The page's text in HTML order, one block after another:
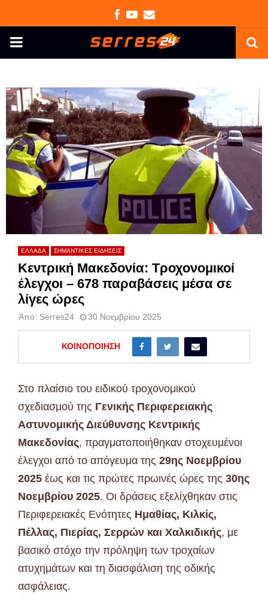
Facebook
Youtube
Email
PRIMARY
ΕΛΛΑΔΑ ΣΗΜΑΝΤΙΚΕΣ ΕΙΔΗΣΕΙΣ
Κεντρική Μακεδονία: Τροχονομικοί
έλεγχοι – 678 παραβάσεις μέσα σε
λίγες ώρες
Από: Serres24 30 Νοεμβρίου 2025
ΚΟΙΝΟΠΟΊΗΣΗ
Στο πλαίσιο του ειδικού τροχονομικού
σχεδιασμού της Γενικής Περιφερειακής
Αστυνομικής Διεύθυνσης Κεντρικής
Μακεδονίας, πραγματοποιήθηκαν στοχευμένοι
έλεγχοι από το απόγευμα της 29ης Νοεμβρίου
2025 έως και τις πρώτες πρωινές ώρες της 30ης
Νοεμβρίου 2025. Οι δράσεις εξελίχθηκαν στις
Περιφερειακές Ενότητες Ημαθίας, Κιλκίς,
Πέλλας, Πιερίας, Σερρών και Χαλκιδικής, με
βασικό στόχο την πρόληψη των τροχαίων
ατυχημάτων και τη διασφάλιση της οδικής
ασφάλειας.